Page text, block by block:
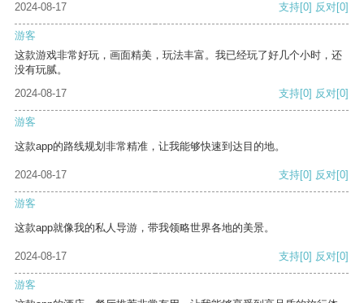
2024-08-17
支持[0] 反对[0]
游客
这款游戏非常好玩，画面精美，玩法丰富。我已经玩了好几个小时，还
没有玩腻。
2024-08-17
支持[0] 反对[0]
游客
这款app的路线规划非常精准，让我能够快速到达目的地。
2024-08-17 支持[0] 反对[0]
游客
这款app就像我的私人导游，带我领略世界各地的美景。
2024-08-17 支持[0] 反对[0]
游客